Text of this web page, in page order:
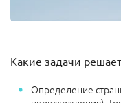
Какие задачи
Определение